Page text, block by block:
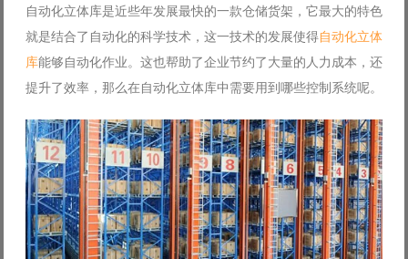
自动化立体库是近些年发展最快的一款仓储货架，它最大的特色
就是结合了自动化的科学技术，这一技术的发展使得自动化立体
库能够自动化作业。这也帮助了企业节约了大量的人力成本，还
提升了效率，那么在自动化立体库中需要用到哪些控制系统呢。
Log in with Facebook
Forgot your password?
Forgot your username?